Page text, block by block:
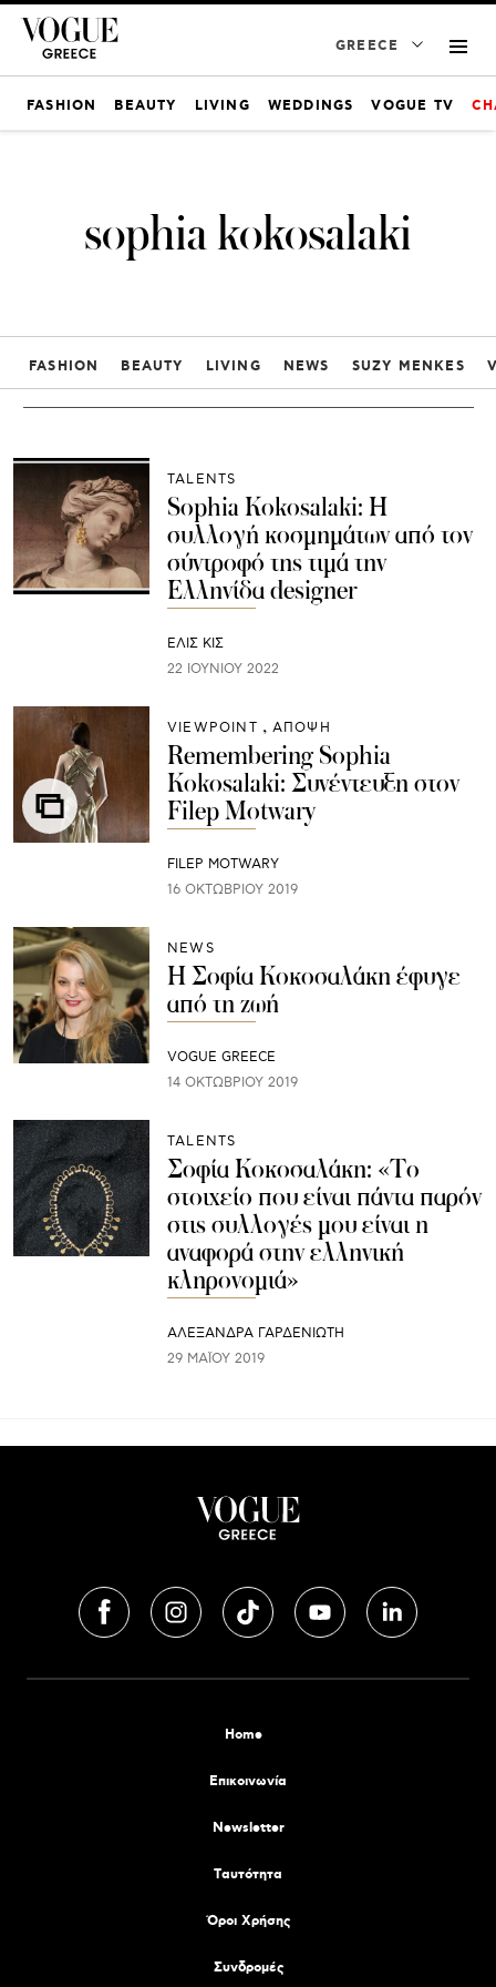
GREECE
FASHION BEAUTY LIVING WEDDINGS VOGUE TV
sophia kokosalaki
FASHION BEAUTY LIVING NEWS SUZY MENKES
TALENTS
Sophia Kokosalaki: Η
συλλογή κοσμημάτων από τον
σύντροφό της τιμά την
Ελληνίδα designer
ΕΛΙΣ ΚΙΣ
22 ΙΟΥΝΊΟΥ 2022
VIEWPOINT ΑΠΟΨΗ
Remembering Sophia
Kokosalaki: Συνέντευξη στον
Filep Motwary
FILEP MOTWARY
16 ΟΚΤΩΒΡΊΟΥ 2019
NEWS
Η Σοφία Κοκοσαλάκη έφυγε
από τη ζωή
VOGUE GREECE
14 ΟΚΤΩΒΡΊΟΥ 2019
TALENTS
Σοφία Κοκοσαλάκη: «Το
στοιχείο που είναι πάντα παρόν
στις συλλογές μου είναι η
αναφορά στην ελληνική
κληρονομιά»
ΑΛΕΞΑΝΔΡΑ ΓΑΡΔΕΝΙΩΤΗ
29 ΜΑΪ́ΟΥ 2019
Home
Επικοινωνία
Newsletter
Tαυτότητα
Όροι Χρήσης
Συνδρομές